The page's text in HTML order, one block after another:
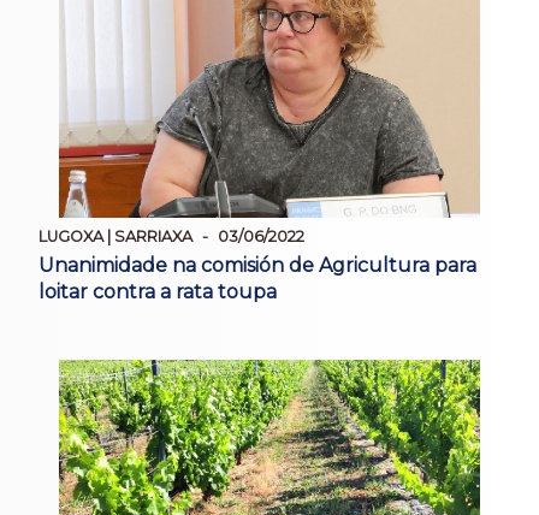
LUGOXA | SARRIAXA 03/06/2022
Unanimidade na comisión de Agricultura para
loitar contra a rata toupa